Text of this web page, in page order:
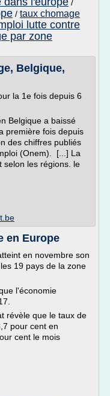
/
/ taux chomage
lutte contre
par zone
Belgique,
la 1e fois depuis 6
Belgique a baissé
première fois depuis
des chiffres publiés
(Onem). [...] La
selon les régions. le
en Europe
en novembre son
19 pays de la zone
l'économie
révèle que le taux de
pour cent en
cent le mois